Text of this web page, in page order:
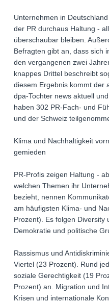
Unternehmen in
der PR durchaus Haltung -
überschaubar bleiben.
Befragten gibt an, dass sich
den vergangenen zwei
knappes Drittel beschreibt
diesem Ergebnis kommt der
dpa-Tochter news aktuell
haben 302 PR-Fach- und
und der Schweiz
Klima und Nachhaltigkeit
gemieden
PR-Profis zeigen Haltung -
welchen Themen ihr
bezieht, nennen
am häufigsten Klima- und
Prozent). Es folgen Diversity
Demokratie und politische
Rassismus und
Viertel (23 Prozent). Rund
soziale Gerechtigkeit (19
Prozent) an. Migration und
Krisen und internationale